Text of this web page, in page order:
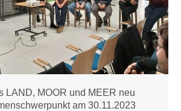
LAND, MOOR und MEER neu
am 30.11.2023